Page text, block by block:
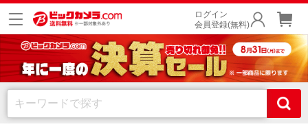
ログイン
会員登録(無料)